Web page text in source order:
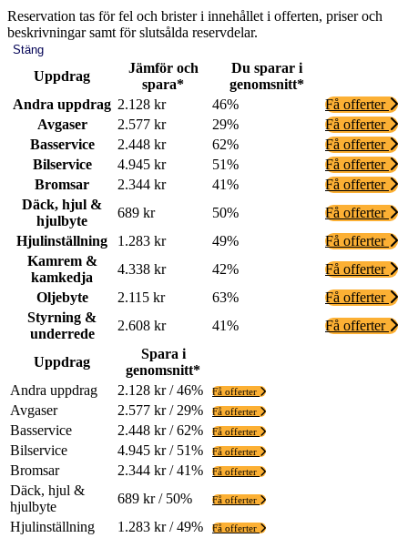
Reservation tas för fel och brister i innehållet i offerten, priser och
beskrivningar samt för slutsålda reservdelar.
Stäng
Uppdrag
Jämför och
spara*
Du sparar i
genomsnitt*
Andra uppdrag 2.128 kr 46%
Få offerter
Avgaser
2.577 kr 29%
Få offerter
Basservice
2.448 kr 62%
Få offerter
Bilservice
4.945 kr 51%
Få offerter
Bromsar
2.344 kr 41%
Få offerter
Däck, hjul &
hjulbyte
689 kr 50%
Få offerter
Hjulinställning
1.283 kr 49%
Få offerter
Kamrem &
kamkedja
4.338 kr 42%
Få offerter
Oljebyte
2.115 kr 63%
Få offerter
Styrning &
underrede
2.608 kr 41% Få offerter
Uppdrag
Spara i
genomsnitt*
Andra uppdrag
2.128 kr / 46% Få offerter
Avgaser 2.577 kr / 29% Få offerter
Basservice 2.448 kr / 62% Få offerter
Bilservice 4.945 kr / 51% Få offerter
Bromsar 2.344 kr / 41% Få offerter
Däck, hjul &
hjulbyte
689 kr / 50% Få offerter
Hjulinställning 1.283 kr / 49% Få offerter